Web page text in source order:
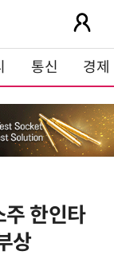
통신 경제
한인타
상